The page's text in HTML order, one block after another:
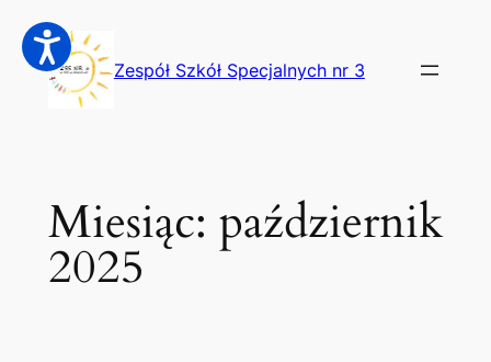
Przejdź
do
treści
Zespół Szkół Specjalnych nr 3
Miesiąc: październik
2025